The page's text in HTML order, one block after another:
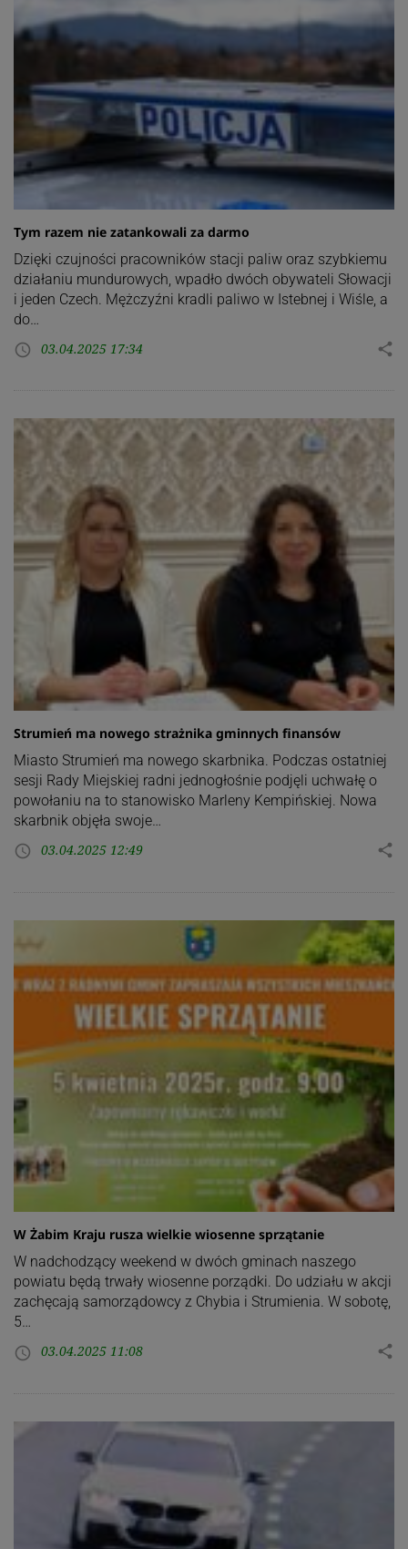
Tym razem nie zatankowali za darmo
Dzięki czujności pracowników stacji paliw oraz szybkiemu
działaniu mundurowych, wpadło dwóch obywateli Słowacji
i jeden Czech. Mężczyźni kradli paliwo w Istebnej i Wiśle, a
do…
access_time 03.04.2025 17:34 share
Strumień ma nowego strażnika gminnych finansów
Miasto Strumień ma nowego skarbnika. Podczas ostatniej
sesji Rady Miejskiej radni jednogłośnie podjęli uchwałę o
powołaniu na to stanowisko Marleny Kempińskiej. Nowa
skarbnik objęła swoje…
access_time 03.04.2025 12:49 share
W Żabim Kraju rusza wielkie wiosenne sprzątanie
W nadchodzący weekend w dwóch gminach naszego
powiatu będą trwały wiosenne porządki. Do udziału w akcji
zachęcają samorządowcy z Chybia i Strumienia. W sobotę,
5…
access_time 03.04.2025 11:08 share